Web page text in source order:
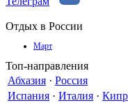
Отдых в России
Март
Топ-направления
Абхазия · Россия
Испания · Италия · Кипр